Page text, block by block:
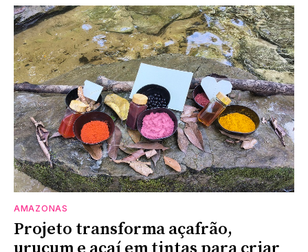
AMAZONAS
Projeto transforma açafrão,